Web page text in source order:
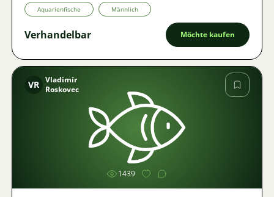
Aquarienfische Männlich
Verhandelbar Möchte kaufen
Bild
VR Vladimír
Roskovec
1439